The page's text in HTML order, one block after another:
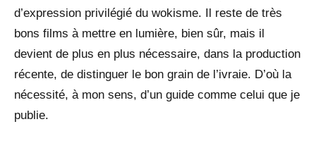
d’expression privilégié du wokisme. Il reste de très
bons films à mettre en lumière, bien sûr, mais il
devient de plus en plus nécessaire, dans la production
récente, de distinguer le bon grain de l’ivraie. D’où la
nécessité, à mon sens, d’un guide comme celui que je
publie.